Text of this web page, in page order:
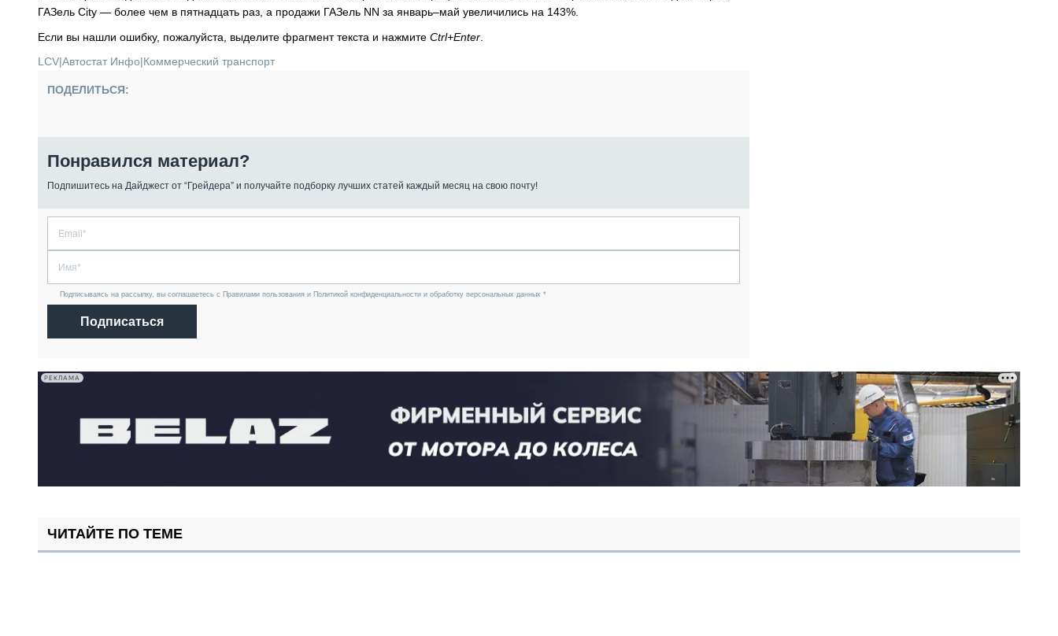
ГАЗель City — более чем в пятнадцать раз, а продажи ГАЗель NN за январь–май увеличились на 143%.
Если вы нашли ошибку, пожалуйста, выделите фрагмент текста и нажмите Ctrl+Enter
LCV|Автостат Инфо|Коммерческий транспорт
ПОДЕЛИТЬСЯ:
Понравился материал?
Подпишитесь на Дайджест от “Грейдера” и получайте подборку лучших статей каждый месяц на свою почту!
Подписываясь на рассылку, вы соглашаетесь с Правилами пользования и Политикой конфиденциальности и обработку персональных данных *
Подписаться
РЕКЛАМА
ЧИТАЙТЕ ПО ТЕМЕ